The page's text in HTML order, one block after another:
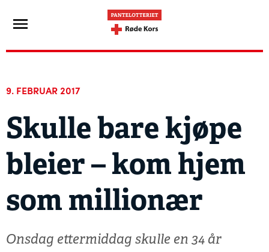
9. FEBRUAR 2017
Skulle bare kjøpe
bleier – kom hjem
som millionær
Onsdag ettermiddag skulle en 34 år